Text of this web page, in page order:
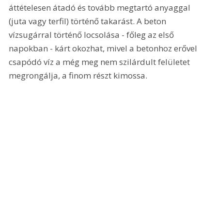
áttételesen átadó és tovább megtartó anyaggal
(juta vagy terfil) történő takarást. A beton
vízsugárral történő locsolása - főleg az első
napokban - kárt okozhat, mivel a betonhoz erővel
csapódó víz a még meg nem szilárdult felületet
megrongálja, a finom részt kimossa.